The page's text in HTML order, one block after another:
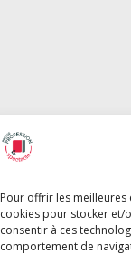
Pour offrir les meilleures
cookies pour stocker et/
consentir à ces
comportement de